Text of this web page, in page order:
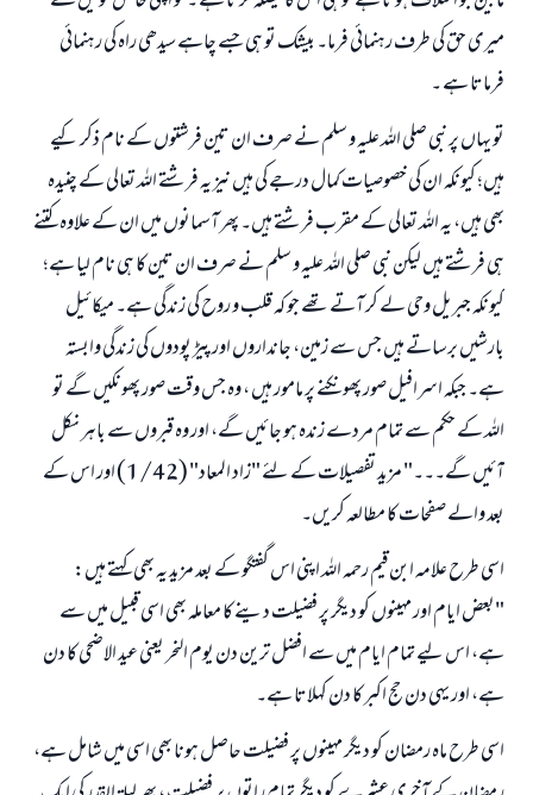
میری حق کی طرف رہنمائی فرما۔ بیشک تو ہی جسے چاہے سیدھی راہ کی رہنمائی
فرماتا ہے ۔
تو یہاں پر نبی صلی اللہ علیہ و سلم نے صرف ان تین فرشتوں کے نام ذکر کیے
ہیں؛ کیونکہ ان کی خصوصیات کمال درجے کی ہیں نیز یہ فرشتے اللہ تعالی کے چنیدہ
بھی ہیں، یہ اللہ تعالی کے مقرب فرشتے ہیں۔ پھر آسمانوں میں ان کے علاوہ کتنے
ہی فرشتے ہیں لیکن نبی صلی اللہ علیہ و سلم نے صرف ان تین کا ہی نام لیا ہے؛
کیونکہ جبریل وحی لے کر آتے تھے جو کہ قلب و روح کی زندگی ہے۔ میکائیل
بارشیں برساتے ہیں جس سے زمین، جانداروں اور پیڑ پودوں کی زندگی وابستہ
ہے۔ جبکہ اسرافیل صور پھونکنے پر مامور ہیں ، وہ جس وقت صور پھونکیں گے تو
اللہ کے حکم سے تمام مردے زندہ ہو جائیں گے، اور وہ قبروں سے باہر نکل
آئیں گے۔۔۔" مزید تفصیلات کے لئے "زاد المعاد" (1/42) اور اس کے
بعد والے صفحات کا مطالعہ کریں۔
اسی طرح علامہ ابن قیم رحمہ اللہ اپنی اس گفتگو کے بعد مزید یہ بھی کہتے ہیں:
"بعض ایام اور مہینوں کو دیگر پر فضیلت دینے کا معاملہ بھی اسی قبیل میں سے
ہے، اس لیے تمام ایام میں سے افضل ترین دن یوم النحر یعنی عید الاضحی کا دن
ہے، اور یہی دن حج اکبر کا دن کہلاتا ہے۔
اسی طرح ماہ رمضان کو دیگر مہینوں پر فضیلت حاصل ہونا بھی اسی میں شامل ہے،